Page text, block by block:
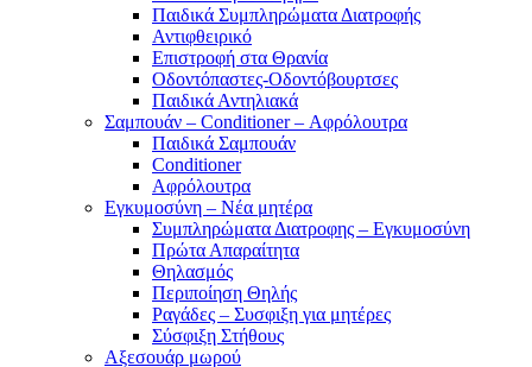
Παιδικά Συμπληρώματα Διατροφής
Αντιφθειρικό
Επιστροφή στα Θρανία
Οδοντόπαστες-Οδοντόβουρτσες
Παιδικά Αντηλιακά
Σαμπουάν – Conditioner – Αφρόλουτρα
Παιδικά Σαμπουάν
Conditioner
Αφρόλουτρα
Εγκυμοσύνη – Νέα μητέρα
Συμπληρώματα Διατροφης – Εγκυμοσύνη
Πρώτα Απαραίτητα
Θηλασμός
Περιποίηση Θηλής
Ραγάδες – Συσφιξη για μητέρες
Σύσφιξη Στήθους
Αξεσουάρ μωρού